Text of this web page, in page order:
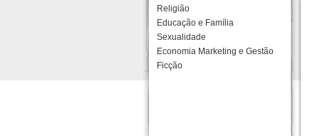
Religião
Educação e Família
Sexualidade
Economia Marketing e Gestão
Ficção